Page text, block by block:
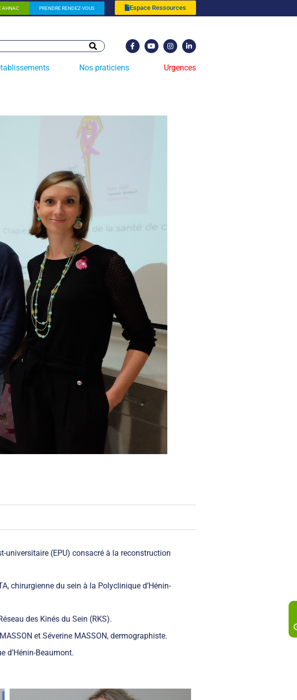
AHNAC PRENDRE RENDEZ-VOUS Espace Ressources
Nos praticiens Urgences
universitaire (EPU) consacré à la reconstruction
chirurgienne du sein à la Polyclinique d’Hénin-
des Kinés du Sein (RKS).
et Séverine MASSON, dermographiste.
d’Hénin-Beaumont.